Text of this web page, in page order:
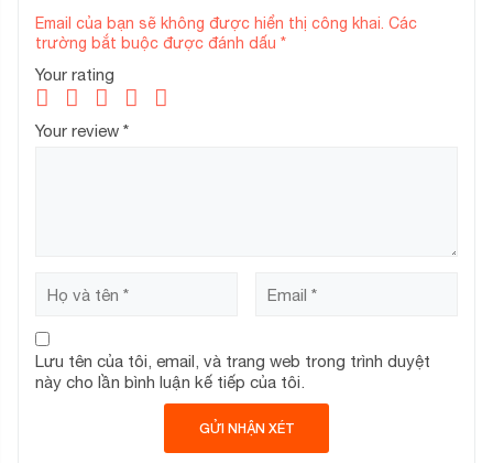
Email của bạn sẽ không được hiển thị công khai. Các
trường bắt buộc được đánh dấu *
Your rating
Your review *
Lưu tên của tôi, email, và trang web trong trình duyệt
này cho lần bình luận kế tiếp của tôi.